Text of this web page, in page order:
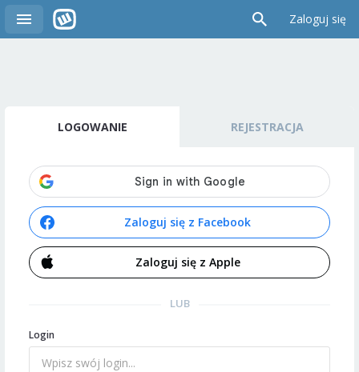
Zaloguj się
LOGOWANIE REJESTRACJA
Zaloguj się z Facebook
Zaloguj się z Apple
LUB
Login